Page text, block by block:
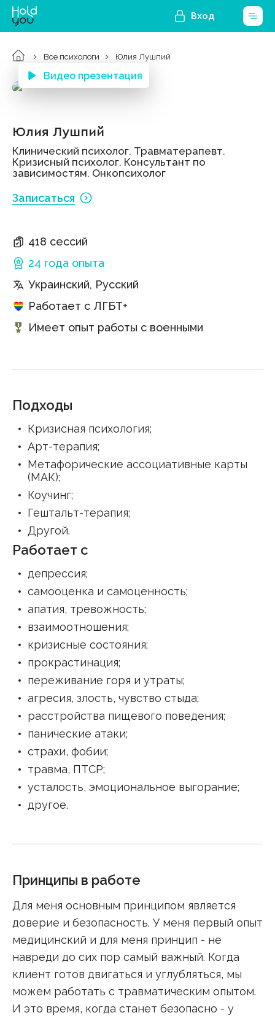
Вход
Все психологи Юлия Лушпий
Видео презентация
Юлия Лушпий
Клинический психолог. Травматерапевт.
Кризисный психолог. Консультант по
зависимостям. Онкопсихолог
Записаться
418 сессий
24 года опыта
Украинский, Русский
Работает с ЛГБТ+
Имеет опыт работы с военными
Подходы
Кризисная психология;
Арт-терапия;
Метафорические ассоциативные карты
(МАК);
Коучинг;
Гештальт-терапия;
Другой.
Работает с
депрессия;
самооценка и самоценность;
апатия, тревожность;
взаимоотношения;
кризисные состояния;
прокрастинация;
переживание горя и утраты;
агресия, злость, чувство стыда;
расстройства пищевого поведения;
панические атаки;
страхи, фобии;
травма, ПТСР;
усталость, эмоциональное выгорание;
другое.
Принципы в работе
Для меня основным принципом является
доверие и безопасность. У меня первый опыт
медицинский и для меня принцип - не
навреди до сих пор самый важный. Когда
клиент готов двигаться и углубляться, мы
можем работать с травматическим опытом.
И это время, когда станет безопасно - у